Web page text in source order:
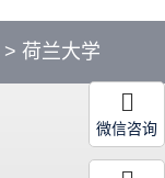
> 荷兰大学
微信咨询